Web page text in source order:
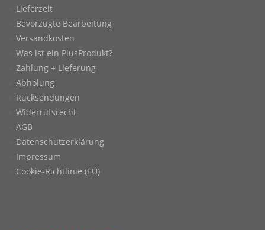
Lieferzeit
Bevorzugte Bearbeitung
Versandkosten
Was ist ein PlusProdukt?
Zahlung + Lieferung
Abholung
Rücksendungen
Widerrufsrecht
AGB
Datenschutzerklärung
Impressum
Cookie-Richtlinie (EU)